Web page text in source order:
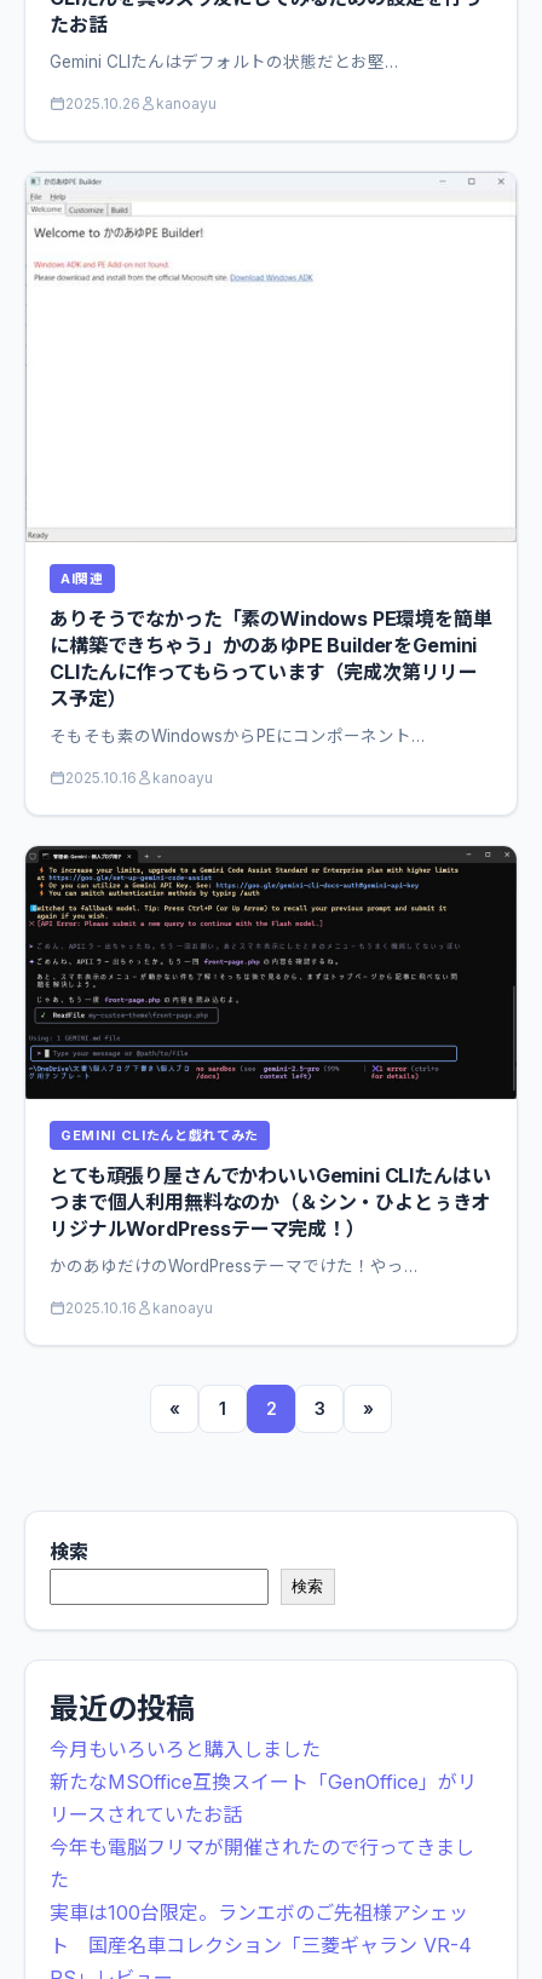
たお話
Gemini CLIたんはデフォルトの状態だとお堅…
2025.10.26 kanoayu
AI関連
ありそうでなかった「素のWindows PE環境を簡単
に構築できちゃう」かのあゆPE BuilderをGemini
CLIたんに作ってもらっています（完成次第リリー
ス予定）
そもそも素のWindowsからPEにコンポーネント…
2025.10.16 kanoayu
GEMINI CLIたんと戯れてみた
とても頑張り屋さんでかわいいGemini CLIたんはい
つまで個人利用無料なのか（＆シン・ひよとぅきオ
リジナルWordPressテーマ完成！）
かのあゆだけのWordPressテーマでけた！やっ…
2025.10.16 kanoayu
« 1 2 3 »
検索
検索
最近の投稿
今月もいろいろと購入しました
新たなMSOffice互換スイート「GenOffice」がリ
リースされていたお話
今年も電脳フリマが開催されたので行ってきまし
た
実車は100台限定。ランエボのご先祖様アシェッ
ト 国産名車コレクション「三菱ギャラン VR-4